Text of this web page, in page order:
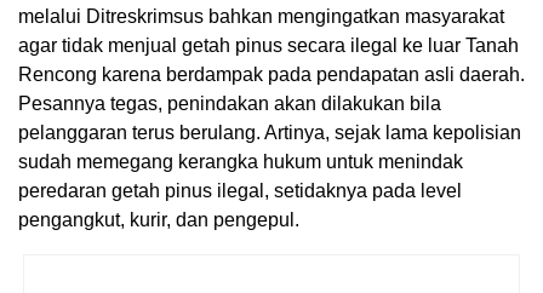
melalui Ditreskrimsus bahkan mengingatkan masyarakat
agar tidak menjual getah pinus secara ilegal ke luar Tanah
Rencong karena berdampak pada pendapatan asli daerah.
Pesannya tegas, penindakan akan dilakukan bila
pelanggaran terus berulang. Artinya, sejak lama kepolisian
sudah memegang kerangka hukum untuk menindak
peredaran getah pinus ilegal, setidaknya pada level
pengangkut, kurir, dan pengepul.